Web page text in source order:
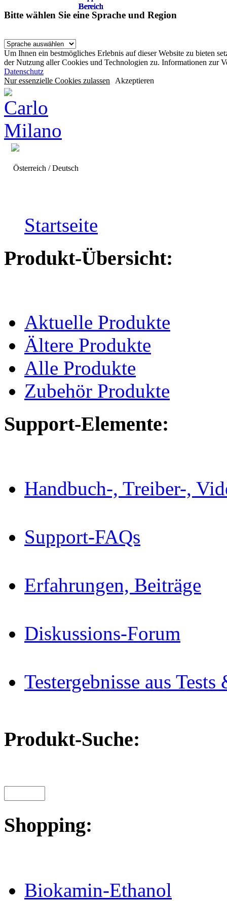
Bitte wählen Sie eine Sprache und Region
Um Ihnen ein bestmögliches Erlebnis auf dieser Website zu bieten
der Nutzung aller Cookies und Technologien zu. Informationen zur
Datenschutz
Nur essenzielle Cookies zulassen Akzeptieren
Österreich / Deutsch
Startseite
Produkt-Übersicht:
Aktuelle Produkte
Ältere Produkte
Alle Produkte
Zubehör Produkte
Support-Elemente:
Handbuch-, Treiber-,
Support-FAQs
Erfahrungen, Beiträge
Diskussions-Forum
Testergebnisse aus
Produkt-Suche:
Shopping:
Biokamin-Ethanol
Bereich
Bereich
Bereich
Bereich
Bereich
Bereich
Bereich
Bereich
Bereich
Bereich